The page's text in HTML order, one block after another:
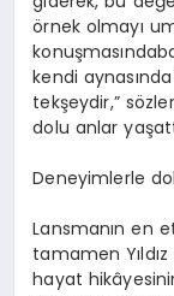
örnek olmayı
konuşmasında
kendi aynasında
tekşeydir,”
dolu anlar
Deneyimlerle
Lansmanın en
tamamen Yıldız
hayat